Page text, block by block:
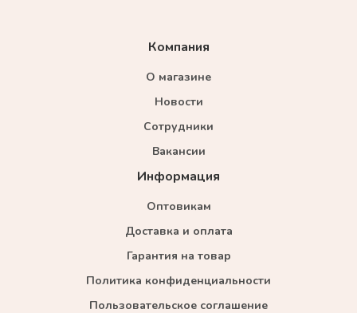
Компания
О магазине
Новости
Сотрудники
Вакансии
Информация
Оптовикам
Доставка и оплата
Гарантия на товар
Политика конфиденциальности
Пользовательское соглашение